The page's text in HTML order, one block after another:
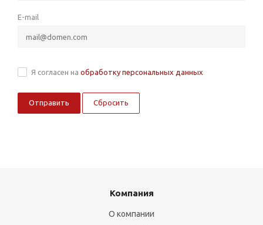
E-mail
Я согласен на обработку персональных данных
Сбросить
Компания
О компании